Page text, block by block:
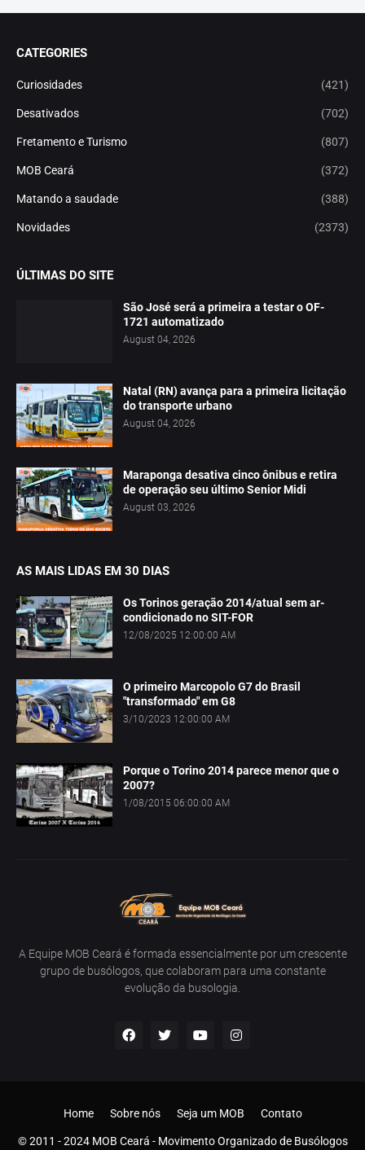
CATEGORIES
Curiosidades (421)
Desativados (702)
Fretamento e Turismo (807)
MOB Ceará (372)
Matando a saudade (388)
Novidades (2373)
ÚLTIMAS DO SITE
São José será a primeira a testar o OF-
1721 automatizado
August 04, 2026
Natal (RN) avança para a primeira licitação
do transporte urbano
August 04, 2026
Maraponga desativa cinco ônibus e retira
de operação seu último Senior Midi
August 03, 2026
AS MAIS LIDAS EM 30 DIAS
Os Torinos geração 2014/atual sem ar-
condicionado no SIT-FOR
12/08/2025 12:00:00 AM
O primeiro Marcopolo G7 do Brasil
"transformado" em G8
3/10/2023 12:00:00 AM
Porque o Torino 2014 parece menor que o
2007?
1/08/2015 06:00:00 AM
A Equipe MOB Ceará é formada essencialmente por um crescente
grupo de busólogos, que colaboram para uma constante
evolução da busologia.
© 2011 - 2024 MOB Ceará - Movimento Organizado de Busólogos
Home Sobre nós Seja um MOB Contato